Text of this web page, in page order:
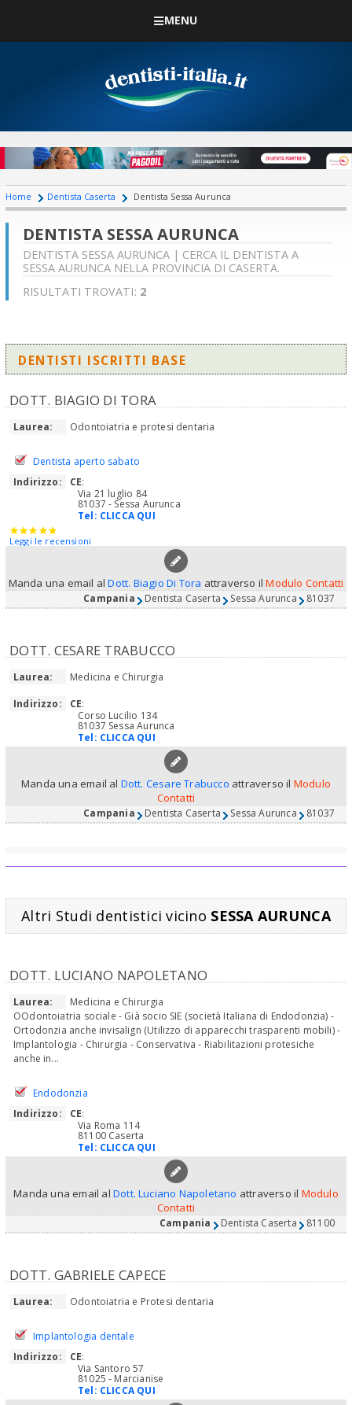
MENU
Home Dentista Caserta Dentista Sessa Aurunca
DENTISTA SESSA AURUNCA
DENTISTA SESSA AURUNCA | CERCA IL DENTISTA A
SESSA AURUNCA NELLA PROVINCIA DI CASERTA.
RISULTATI TROVATI: 2
DENTISTI ISCRITTI BASE
DOTT. BIAGIO DI TORA
Laurea: Odontoiatria e protesi dentaria
Dentista aperto sabato
Indirizzo:
CE:
Via 21 luglio 84
81037 - Sessa Aurunca
Tel: CLICCA QUI
Leggi le recensioni
Manda una email alDott. Biagio Di Tora attraverso ilModulo Contatti
Campania Dentista Caserta Sessa Aurunca 81037
DOTT. CESARE TRABUCCO
Laurea:
Medicina e Chirurgia
Indirizzo:
CE:
Corso Lucilio 134
81037 Sessa Aurunca
Tel: CLICCA QUI
Manda una email al Dott. Cesare Trabucco attraverso il Modulo
Contatti
Campania Dentista Caserta Sessa Aurunca 81037
Altri Studi dentistici vicino SESSA AURUNCA
DOTT. LUCIANO NAPOLETANO
Laurea:
Medicina e Chirurgia
OOdontoiatria sociale - Già socio SIE (società Italiana di Endodonzia) -
Ortodonzia anche invisalign (Utilizzo di apparecchi trasparenti mobili) -
Implantologia - Chirurgia - Conservativa - Riabilitazioni protesiche
anche in...
Endodonzia
Indirizzo:
CE:
Via Roma 114
81100 Caserta
Tel: CLICCA QUI
Manda una email al Dott. Luciano Napoletano attraverso il Modulo
Contatti
Campania Dentista Caserta 81100
DOTT. GABRIELE CAPECE
Laurea: Odontoiatria e Protesi dentaria
Implantologia dentale
Indirizzo:
CE:
Via Santoro 57
81025 - Marcianise
Tel: CLICCA QUI